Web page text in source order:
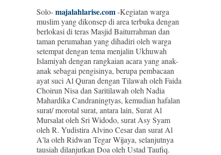
Solo-majalahlarise.com-Kegiatan warga
muslim yang dikonsep di area terbuka dengan
berlokasi di teras Masjid Baiturrahman dan
taman perumahan yang dihadiri oleh warga
setempat dengan tema menjalin Ukhuwah
Islamiyah dengan rangkaian acara yang anak-
anak sebagai pengisinya, berupa pembacaan
ayat suci Al Quran dengan Tilawah oleh Faida
Choirun Nisa dan Saritilawah oleh Nadia
Mahardika Candraningtyas, kemudian hafalan
surat/ morotal surat, antara lain, Surat Al
Mursalat oleh Sri Widodo, surat Asy Syam
oleh R. Yudistira Alvino Cesar dan surat Al
A'la oleh Ridwan Tegar Wijaya, selanjutnya
tausiah dilanjutkan Doa oleh Ustad Taufiq.